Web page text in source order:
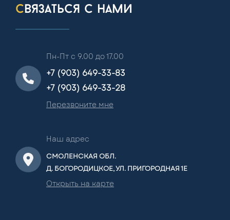
связаться с нами
Пн-Пт с 9.00 до 17.00
+7 (903) 649-33-83
+7 (903) 649-33-28
Перезвоните мне
Наш адрес
СМОЛЕНСКАЯ ОБЛ.
Д. БОГОРОДИЦКОЕ, УЛ. ПРИГОРОДНАЯ 1Е
Открыть на карте